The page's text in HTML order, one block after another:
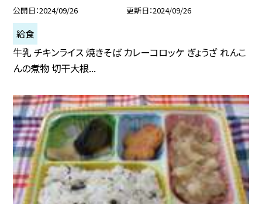
公開日 2024/09/26 更新日 2024/09/26
給食
牛乳 チキンライス 焼きそば カレーコロッケ ぎょうざ れんこ
んの煮物 切干大根...